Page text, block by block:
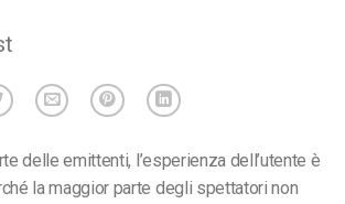
delle emittenti, l’esperienza dell’utente è
la maggior parte degli spettatori non